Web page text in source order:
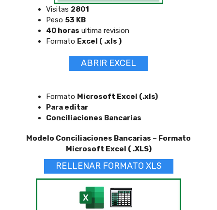
Visitas 2801
Peso 53 KB
40 horas ultima revision
Formato Excel ( .xls )
ABRIR EXCEL
Formato Microsoft Excel (.xls)
Para editar
Conciliaciones Bancarias
Modelo Conciliaciones Bancarias – Formato
Microsoft Excel ( .XLS)
RELLENAR FORMATO XLS